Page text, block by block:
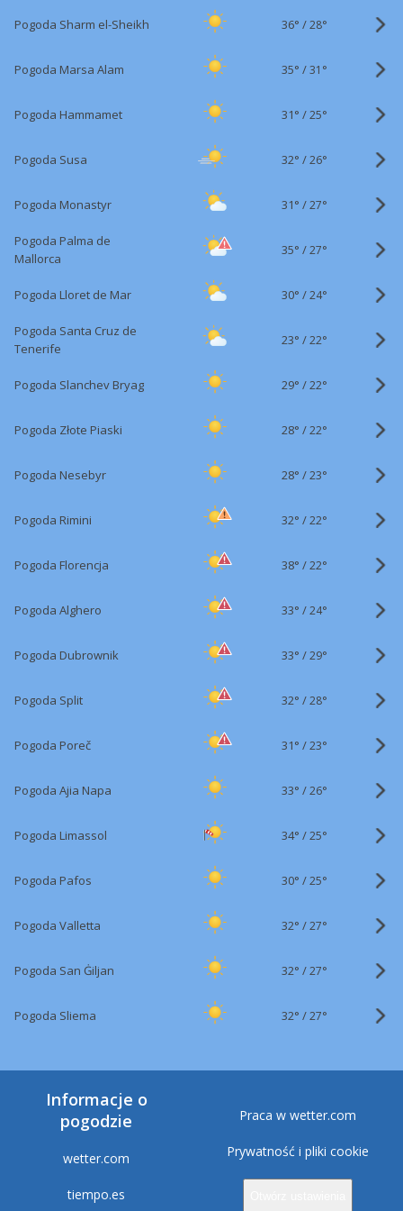
Pogoda Sharm el-Sheikh 36° /28°
Pogoda Marsa Alam 35° /31°
Pogoda Hammamet 31° /25°
Pogoda Susa 32° /26°
Pogoda Monastyr 31° /27°
Pogoda Palma de
Mallorca
35° /27°
Pogoda Lloret de Mar 30° /24°
Pogoda Santa Cruz de
Tenerife
23° /22°
Pogoda Slanchev Bryag 29° /22°
Pogoda Złote Piaski 28° /22°
Pogoda Nesebyr 28° /23°
Pogoda Rimini 32° /22°
Pogoda Florencja 38° /22°
Pogoda Alghero 33° /24°
Pogoda Dubrownik 33° /29°
Pogoda Split 32° /28°
Pogoda Poreč 31° /23°
Pogoda Ajia Napa 33° /26°
Pogoda Limassol 34° /25°
Pogoda Pafos 30° /25°
Pogoda Valletta 32° /27°
Pogoda San Ġiljan 32° /27°
Pogoda Sliema 32° /27°
Informacje o
pogodzie
wetter.com
tiempo.es
Praca w wetter.com
Prywatność i pliki cookie